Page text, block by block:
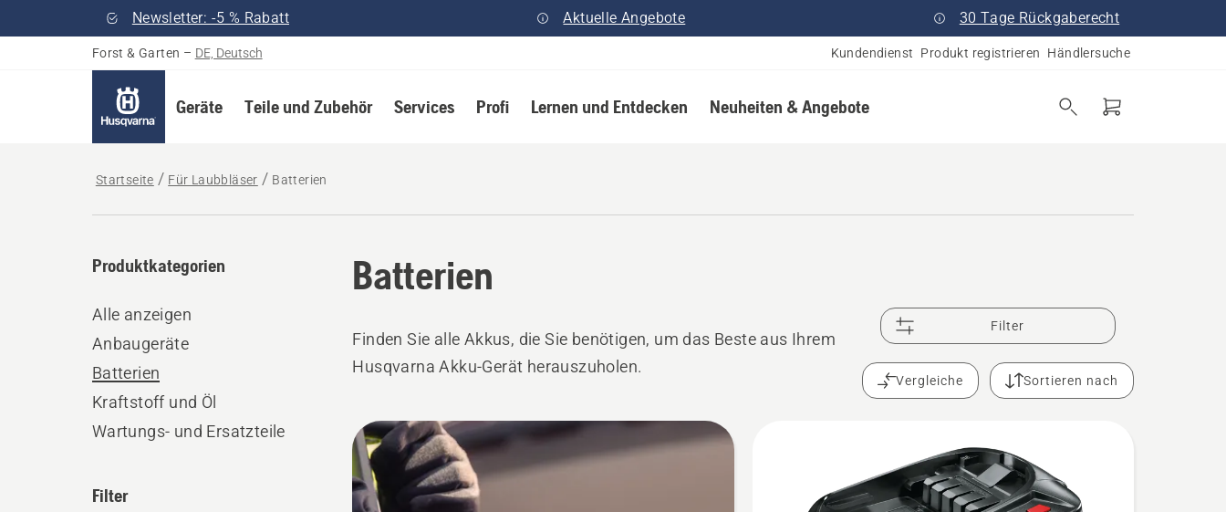
Newsletter: -5 % Rabatt Aktuelle Angebote 30 Tage Rückgaberecht
Forst & Garten – DE, Deutsch Kundendienst Produkt registrieren Händlersuche
Geräte Teile und Zubehör Services Profi Lernen und Entdecken Neuheiten & Angebote
Startseite Für Laubbläser Batterien
Batterien
Produktkategorien
Alle anzeigen
Anbaugeräte
Batterien
Kraftstoff und Öl
Wartungs- und Ersatzteile
Filter
Finden Sie alle Akkus, die Sie benötigen, um das Beste aus Ihrem
Husqvarna Akku-Gerät herauszuholen.
Filter
Vergleiche Sortieren nach
Alle
Produkte